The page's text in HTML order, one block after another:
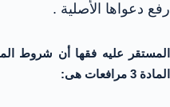
رفع دعواها الأصلية .
المستقر عليه فقها أن شروط
المادة 3 مرافعات هى: